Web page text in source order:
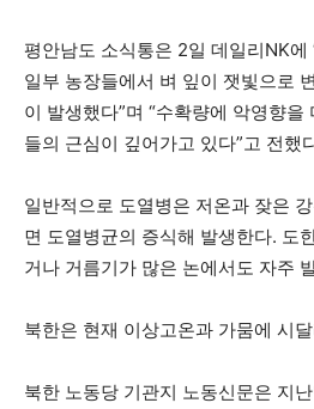
평안남도 소식통은 2일 데일리NK에
일부 농장들에서 벼 잎이 잿빛으로
이 발생했다”며 “수확량에 악영향을
들의 근심이 깊어가고 있다”고 전했
일반적으로 도열병은 저온과 잦은
면 도열병균의 증식해 발생한다. 도
거나 거름기가 많은 논에서도 자주
북한은 현재 이상고온과 가뭄에 시
북한 노동당 기관지 노동신문은 지